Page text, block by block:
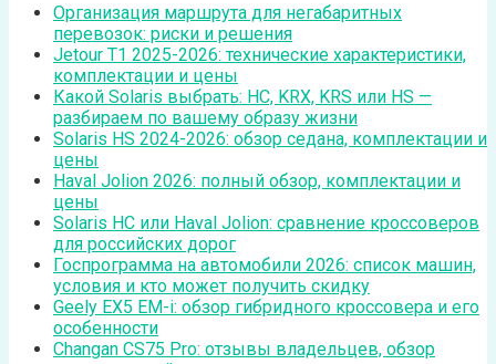
Организация маршрута для негабаритных
перевозок: риски и решения
Jetour T1 2025-2026: технические характеристики,
комплектации и цены
Какой Solaris выбрать: HC, KRX, KRS или HS —
разбираем по вашему образу жизни
Solaris HS 2024-2026: обзор седана, комплектации и
цены
Haval Jolion 2026: полный обзор, комплектации и
цены
Solaris HC или Haval Jolion: сравнение кроссоверов
для российских дорог
Госпрограмма на автомобили 2026: список машин,
условия и кто может получить скидку
Geely EX5 EM-i: обзор гибридного кроссовера и его
особенности
Changan CS75 Pro: отзывы владельцев, обзор